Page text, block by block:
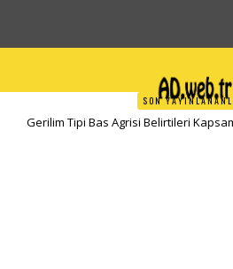
SON
Gerilim Tipi Bas Agrisi Belirtileri